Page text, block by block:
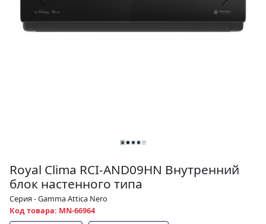
Royal Clima RCI-AND09HN Внутренний
блок настенного типа
Серия - Gamma Attica Nero
Код товара: MN-66964